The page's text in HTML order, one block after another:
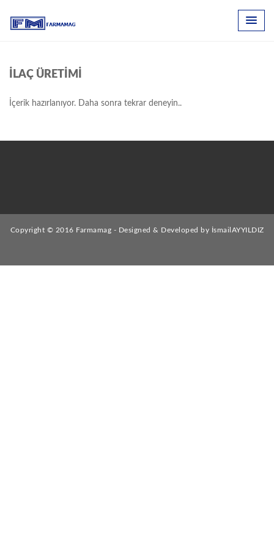
İLAÇ ÜRETİMİ
İçerik hazırlanıyor. Daha sonra tekrar deneyin..
Copyright © 2016 Farmamag - Designed & Developed by İsmailAYYILDIZ